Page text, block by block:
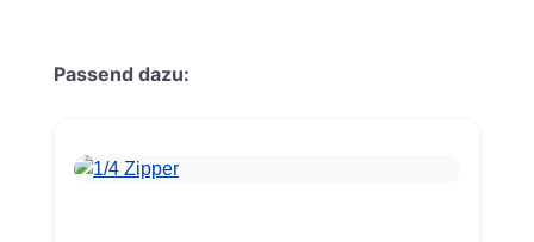
Produktgalerie überspringen
Passend dazu: